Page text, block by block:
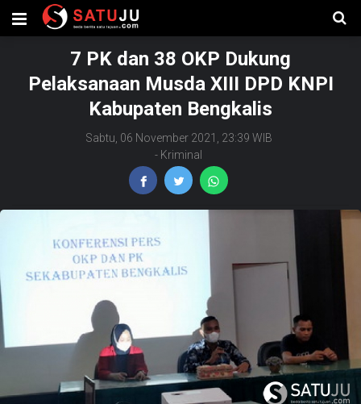
7 PK dan 38 OKP Dukung
Pelaksanaan Musda XIII DPD KNPI
Kabupaten Bengkalis
Sabtu, 06 November 2021, 23:39 WIB
- Kriminal